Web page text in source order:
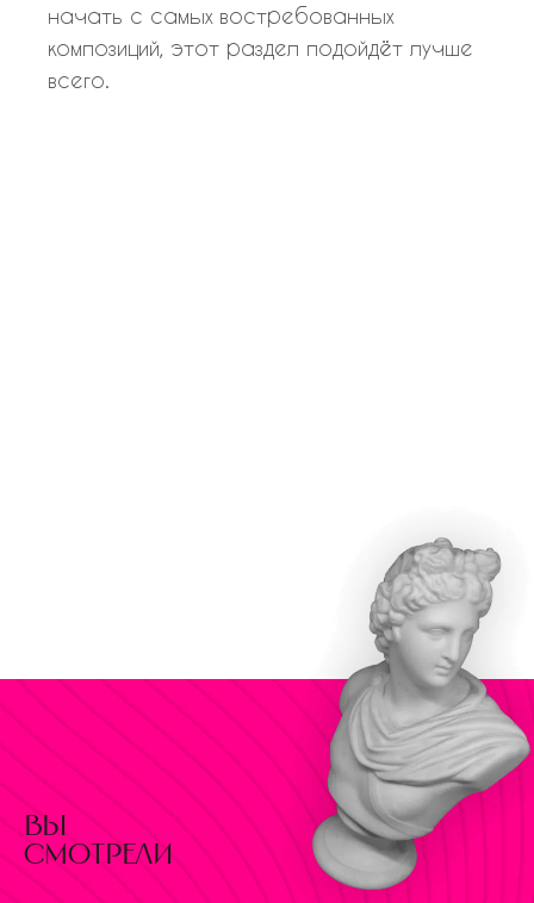
начать с самых востребованных
композиций, этот раздел подойдёт лучше
всего.
вы
смотрели